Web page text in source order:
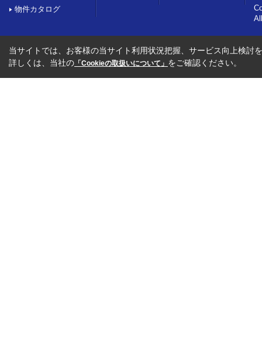
物件カタログ
当サイトでは、お客様の当サイト利用状況把握、サービス向上検討
詳しくは、当社の 「Cookieの取扱いについて」 をご確認ください。